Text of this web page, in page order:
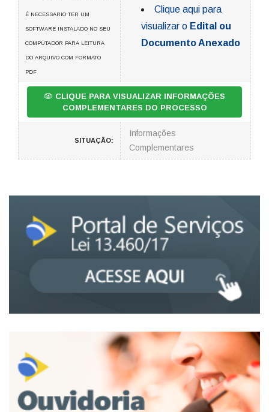
É NECESSARIO TER UM
SOFTWARE INSTALADO NO SEU
COMPUTADOR PARA LEITURA
DO ARQUIVO COM FORMATO
PDF
Clique aqui para
visualizar o Edital ou
Documento Anexado
CLIQUE PARA VISUALIZAR INFORMAÇÕES
COMPLEMENTARES DO PROCESSO
SITUAÇÃO:
Informações
Complementares